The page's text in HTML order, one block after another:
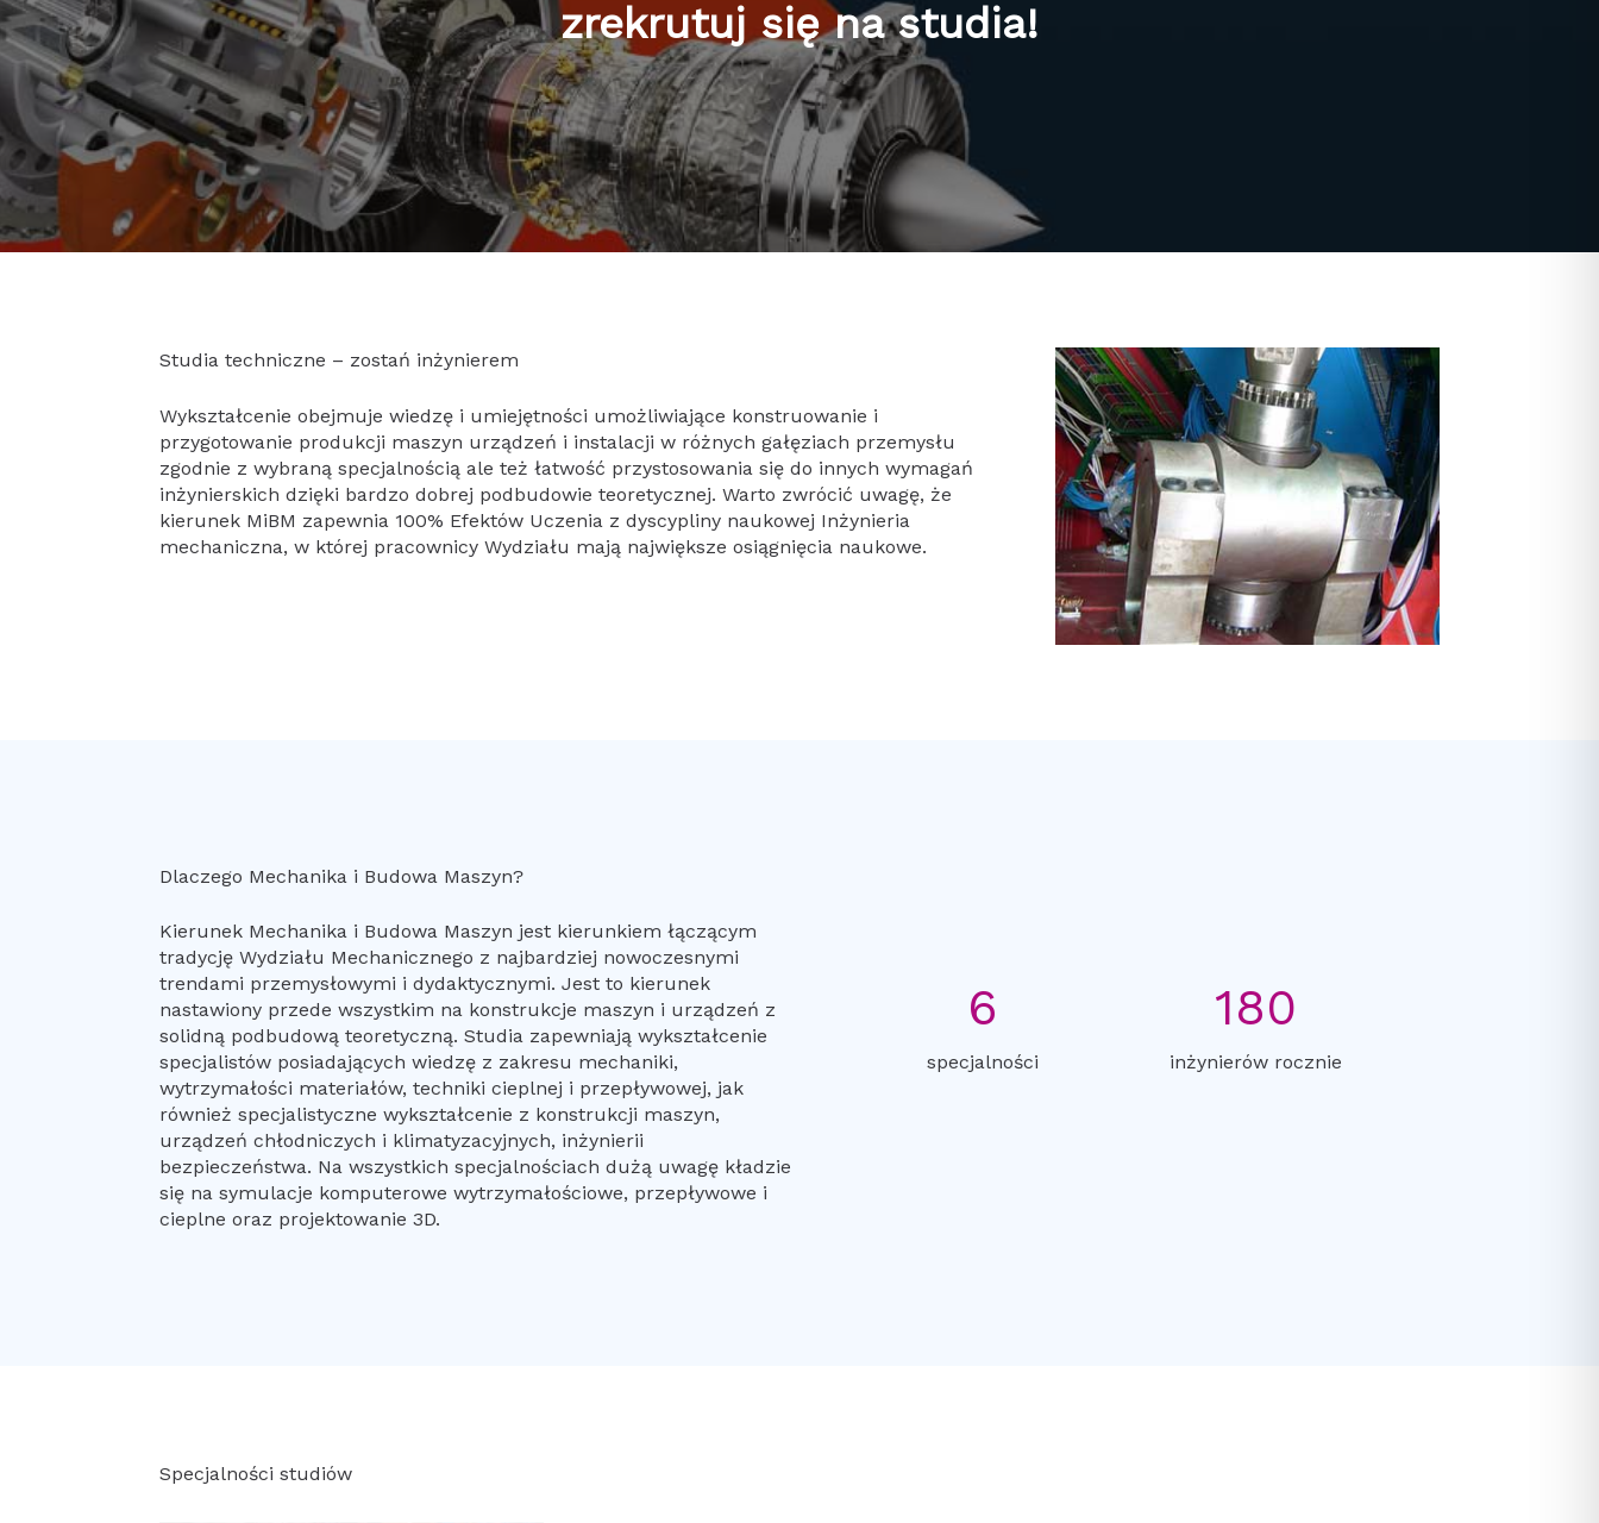
zrekrutuj się na studia!
Studia techniczne – zostań inżynierem
Wykształcenie obejmuje wiedzę i umiejętności umożliwiające konstruowanie i
przygotowanie produkcji maszyn urządzeń i instalacji w różnych gałęziach przemysłu
zgodnie z wybraną specjalnością ale też łatwość przystosowania się do innych wymagań
inżynierskich dzięki bardzo dobrej podbudowie teoretycznej. Warto zwrócić uwagę, że
kierunek MiBM zapewnia 100% Efektów Uczenia z dyscypliny naukowej Inżynieria
mechaniczna, w której pracownicy Wydziału mają największe osiągnięcia naukowe.
Dlaczego Mechanika i Budowa Maszyn?
Kierunek Mechanika i Budowa Maszyn jest kierunkiem łączącym
tradycję Wydziału Mechanicznego z najbardziej nowoczesnymi
trendami przemysłowymi i dydaktycznymi. Jest to kierunek
nastawiony przede wszystkim na konstrukcje maszyn i urządzeń z
solidną podbudową teoretyczną. Studia zapewniają wykształcenie
specjalistów posiadających wiedzę z zakresu mechaniki,
wytrzymałości materiałów, techniki cieplnej i przepływowej, jak
również specjalistyczne wykształcenie z konstrukcji maszyn,
urządzeń chłodniczych i klimatyzacyjnych, inżynierii
bezpieczeństwa. Na wszystkich specjalnościach dużą uwagę kładzie
się na symulacje komputerowe wytrzymałościowe, przepływowe i
cieplne oraz projektowanie 3D.
6
specjalności
180
inżynierów rocznie
Specjalności studiów